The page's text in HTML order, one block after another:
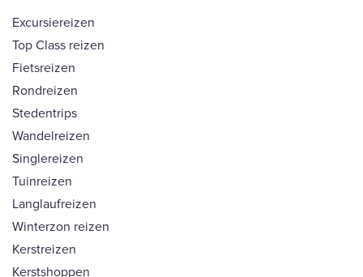
Excursiereizen
Top Class reizen
Fietsreizen
Rondreizen
Stedentrips
Wandelreizen
Singlereizen
Tuinreizen
Langlaufreizen
Winterzon reizen
Kerstreizen
Kerstshoppen